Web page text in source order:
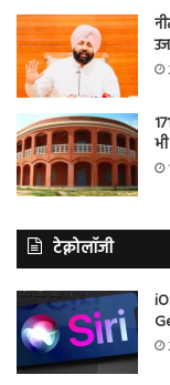
टेक्नोलॉजी